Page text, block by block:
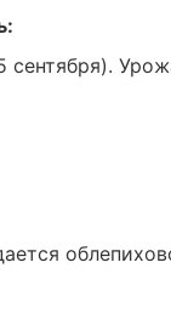
сентября).